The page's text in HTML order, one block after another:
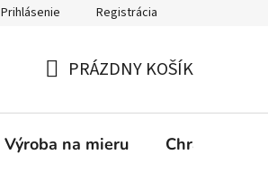
Prihlásenie Registrácia
KOŠÍK
PRÁZDNY KOŠÍK
Výroba na mieru Chránená